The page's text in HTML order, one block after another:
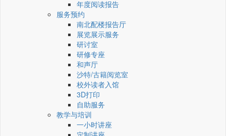
年度阅读报告
服务预约
南北配楼报告厅
展览展示服务
研讨室
研修专座
和声厅
沙特/古籍阅览室
校外读者入馆
3D打印
自助服务
教学与培训
一小时讲座